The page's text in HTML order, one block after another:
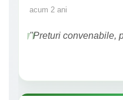
acum 2 ani
"Preturi convenabile,